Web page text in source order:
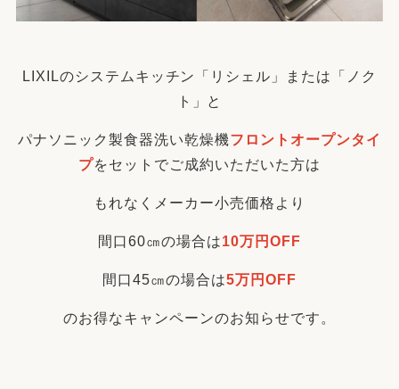
LIXILのシステムキッチン「リシェル」または「ノク
ト」と
パナソニック製食器洗い乾燥機フロントオープンタイ
プをセットでご成約いただいた方は
もれなくメーカー小売価格より
間口60㎝の場合は10万円OFF
間口45㎝の場合は5万円OFF
のお得なキャンペーンのお知らせです。